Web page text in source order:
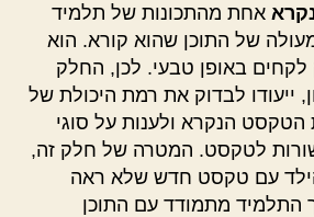
אחת מהתכונות של תלמיד
של התוכן שהוא קורא. הוא
לקחים באופן טבעי. לכן, החלק
ייעודו לבדוק את רמת היכולת של
הטקסט הנקרא ולענות על סוגי
לטקסט. המטרה של חלק זה,
עם טקסט חדש שלא ראה
התלמיד מתמודד עם התוכן